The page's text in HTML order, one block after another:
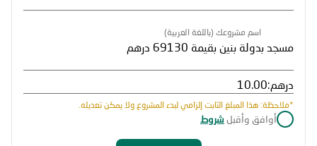
اسم مشروعك (باللغة العربية)
درهم:
*ملاحظة: هذا المبلغ الثابت إلزامي لبدء المشروع ولا يمكن تعديله.
أوافق وأقبل شروط